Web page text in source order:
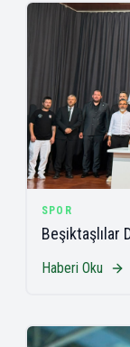
SPOR
Beşiktaşlılar
Haberi Oku